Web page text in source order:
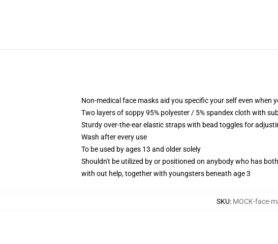
Non-medical face masks aid you specific your self even when
Two layers of soppy 95% polyester / 5% spandex cloth with
Sturdy over-the-ear elastic straps with bead toggles for
Wash after every use
To be used by ages 13 and older solely
Shouldn't be utilized by or positioned on anybody who has
with out help, together with youngsters beneath age 3
SKU: MOCK-face-